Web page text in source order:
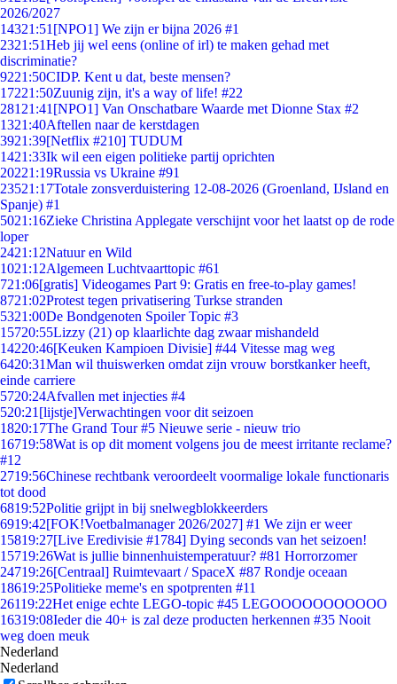
2026/2027
14321:51 [NPO1] We zijn er bijna 2026 #1
2321:51Heb jij wel eens (online of irl) te maken gehad met
discriminatie?
9221:50CIDP. Kent u dat, beste mensen?
17221:50Zuunig zijn, it's a way of life! #22
281 21:41 [NPO1] Van Onschatbare Waarde met Dionne Stax #2
1321:40Aftellen naar de kerstdagen
3921:39[Netflix #210] TUDUM
1421:33Ik wil een eigen politieke partij oprichten
20221:19Russia vs Ukraine #91
23521:17Totale zonsverduistering 12-08-2026 (Groenland, IJsland en
Spanje) #1
5021:16Zieke Christina Applegate verschijnt voor het laatst op de rode
loper
2421:12Natuur en Wild
1021:12Algemeen Luchtvaarttopic #61
721:06[gratis] Videogames Part 9: Gratis en free-to-play games!
8721:02Protest tegen privatisering Turkse stranden
5321:00De Bondgenoten Spoiler Topic #3
15720:55Lizzy (21) op klaarlichte dag zwaar mishandeld
14220:46[Keuken Kampioen Divisie] #44 Vitesse mag weg
6420:31Man wil thuiswerken omdat zijn vrouw borstkanker heeft,
einde carriere
5720:24Afvallen met injecties #4
520:21 [lijstje]Verwachtingen voor dit seizoen
1820:17The Grand Tour #5 Nieuwe serie - nieuw trio
16719:58Wat is op dit moment volgens jou de meest irritante reclame?
#12
2719:56Chinese rechtbank veroordeelt voormalige lokale functionaris
tot dood
6819:52Politie grijpt in bij snelwegblokkeerders
6919:42[FOK!Voetbalmanager 2026/2027] #1 We zijn er weer
15819:27[Live Eredivisie #1784] Dying seconds van het seizoen!
15719:26Wat is jullie binnenhuistemperatuur? #81 Horrorzomer
24719:26[Centraal] Ruimtevaart / SpaceX #87 Rondje oceaan
18619:25Politieke meme's en spotprenten #11
26119:22Het enige echte LEGO-topic #45 LEGOOOOOOOOOOO
16319:08Ieder die 40+ is zal deze producten herkennen #35 Nooit
weg doen meuk
Nederland
Nederland